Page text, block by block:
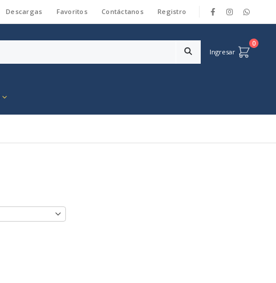
Descargas Favoritos Contáctanos Registro
Ingresar
0